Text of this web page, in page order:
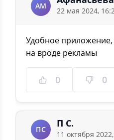
АМ
22 мая 2024,
Удобное
на вроде рекламы
0 0
ПС
П С.
11 октября